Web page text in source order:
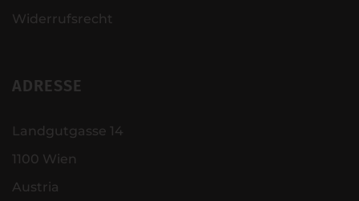
Widerrufsrecht
ADRESSE
Landgutgasse 14
1100 Wien
Austria